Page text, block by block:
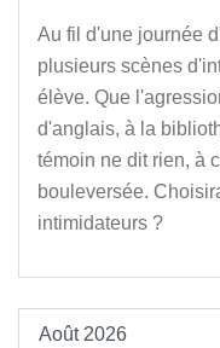
Au fil d'une journée
plusieurs scènes
élève. Que
d'anglais, à la
témoin ne dit rien, à
bouleversée.
intimidateurs ?